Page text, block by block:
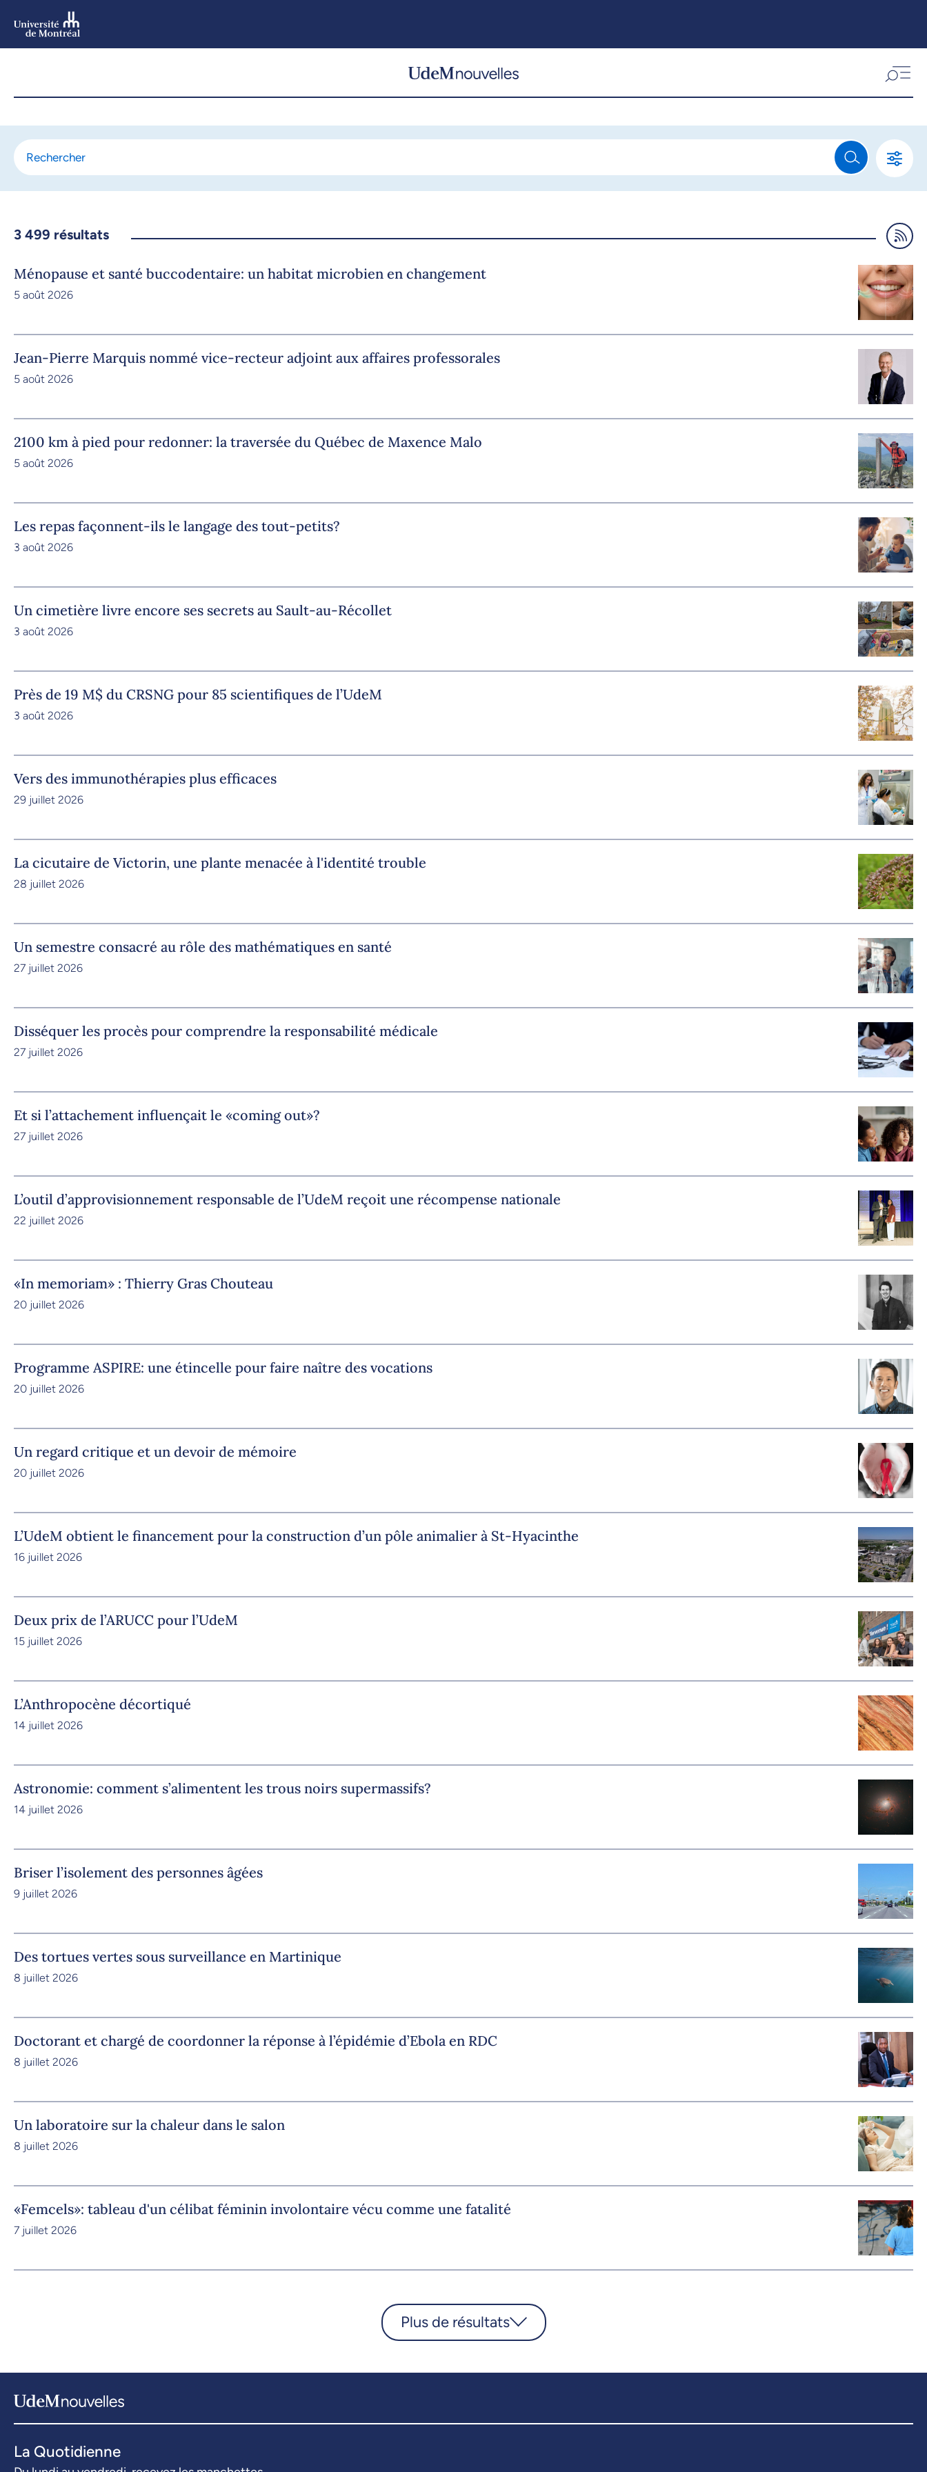
3 499 résultats
Ménopause et santé buccodentaire: un habitat microbien en changement
5 août 2026
Jean-Pierre Marquis nommé vice-recteur adjoint aux affaires professorales
5 août 2026
2100 km à pied pour redonner: la traversée du Québec de Maxence Malo
5 août 2026
Les repas façonnent-ils le langage des tout-petits?
3 août 2026
Un cimetière livre encore ses secrets au Sault-au-Récollet
3 août 2026
Près de 19 M$ du CRSNG pour 85 scientifiques de l’UdeM
3 août 2026
Vers des immunothérapies plus efficaces
29 juillet 2026
La cicutaire de Victorin, une plante menacée à l'identité trouble
28 juillet 2026
Un semestre consacré au rôle des mathématiques en santé
27 juillet 2026
Disséquer les procès pour comprendre la responsabilité médicale
27 juillet 2026
Et si l’attachement influençait le «coming out»?
27 juillet 2026
L’outil d’approvisionnement responsable de l’UdeM reçoit une récompense nationale
22 juillet 2026
«In memoriam» : Thierry Gras Chouteau
20 juillet 2026
Programme ASPIRE: une étincelle pour faire naître des vocations
20 juillet 2026
Un regard critique et un devoir de mémoire
20 juillet 2026
L’UdeM obtient le financement pour la construction d’un pôle animalier à St-Hyacinthe
16 juillet 2026
Deux prix de l’ARUCC pour l’UdeM
15 juillet 2026
L’Anthropocène décortiqué
14 juillet 2026
Astronomie: comment s’alimentent les trous noirs supermassifs?
14 juillet 2026
Briser l’isolement des personnes âgées
9 juillet 2026
Des tortues vertes sous surveillance en Martinique
8 juillet 2026
Doctorant et chargé de coordonner la réponse à l’épidémie d’Ebola en RDC
8 juillet 2026
Un laboratoire sur la chaleur dans le salon
8 juillet 2026
«Femcels»: tableau d'un célibat féminin involontaire vécu comme une fatalité
7 juillet 2026
Plus de résultats
La Quotidienne